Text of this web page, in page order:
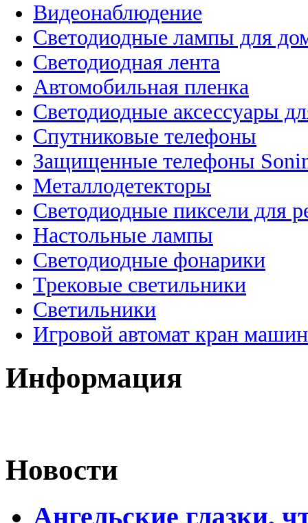
Видеонаблюдение
Светодиодные лампы для
Светодиодная лента
Автомобильная пленка
Светодиодные аксессуары
Спутниковые телефоны
Защищенные телефоны
Металлодетекторы
Светодиодные пиксели для
Настольные лампы
Светодиодные фонарики
Трековые светильники
Светильники
Игровой автомат кран
Информация
Новости
Ангельские глазки,